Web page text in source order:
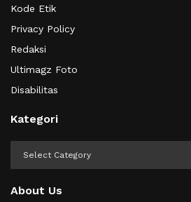
Kode Etik
Privacy Policy
Redaksi
Ultimagz Foto
Disabilitas
Kategori
About Us